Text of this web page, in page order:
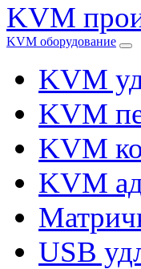
KVM
KVM оборудование
KVM
KVM
KVM
KVM
USB